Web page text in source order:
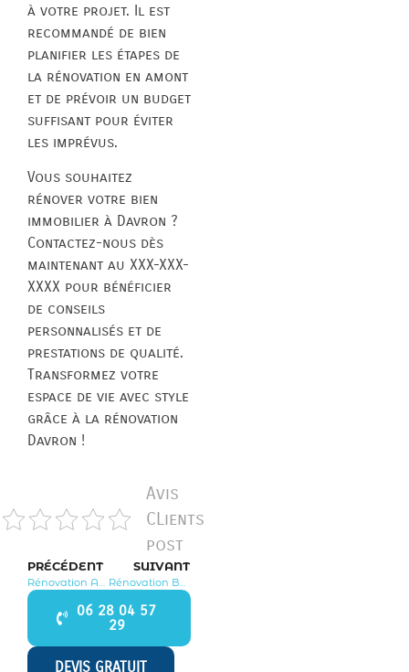
à votre projet. Il est
recommandé de bien
planifier les étapes de
la rénovation en amont
et de prévoir un budget
suffisant pour éviter
les imprévus.
Vous souhaitez
rénover votre bien
immobilier à Davron ?
Contactez-nous dès
maintenant au XXX-XXX-
XXXX pour bénéficier
de conseils
personnalisés et de
prestations de qualité.
Transformez votre
espace de vie avec style
grâce à la rénovation
Davron !
Avis
CLients
post
PRÉCÉDENT
Rénovation Autouillet 78770
SUIVANT
Rénovation Bonnelles 78830
06 28 04 57
29
DEVIS GRATUIT